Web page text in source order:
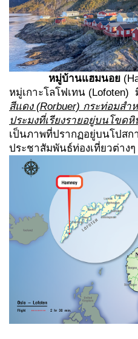
หมู่บ้านแฮมนอย
หมู่เกาะโลโฟเทน
สีแดง (Rorbuer) กระท่อมสำ
ประมงที่เรียงรายอยู่บนโขดหิ
เป็นภาพที่ปรากฏอยู่บนโปสก
ประชาสัมพันธ์ท่องเที่ยวต่าง